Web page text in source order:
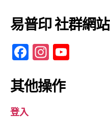
易普印 社群網站
F
c
In
a
其他操作
登入